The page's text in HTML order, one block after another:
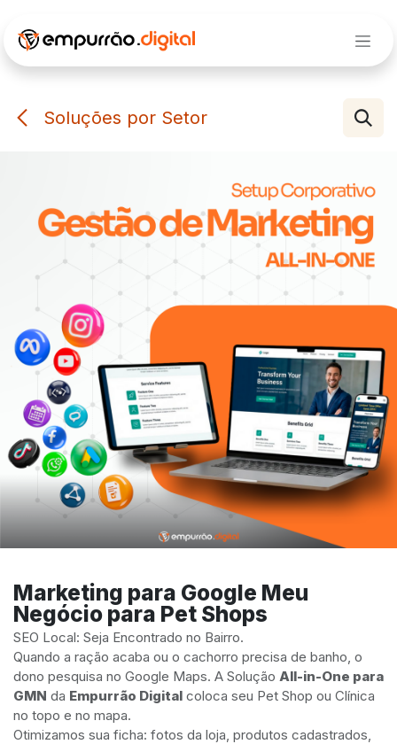
Soluções por Setor
Marketing para Google Meu
Negócio para Pet Shops
SEO Local: Seja Encontrado no Bairro.
Quando a ração acaba ou o cachorro precisa de banho, o
dono pesquisa no Google Maps. A Solução All-in-One para
GMN da Empurrão Digital coloca seu Pet Shop ou Clínica
no topo e no mapa.
Otimizamos sua ficha: fotos da loja, produtos cadastrados,